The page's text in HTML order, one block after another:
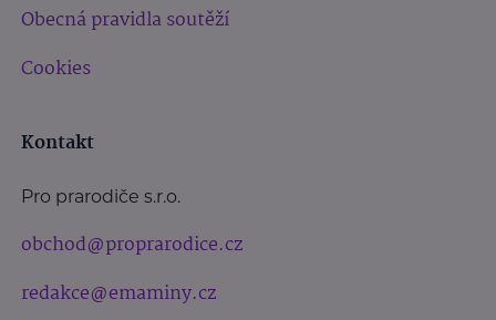
Obecná pravidla soutěží
Cookies
Kontakt
Pro prarodiče s.r.o.
obchod@proprarodice.cz
redakce@emaminy.cz